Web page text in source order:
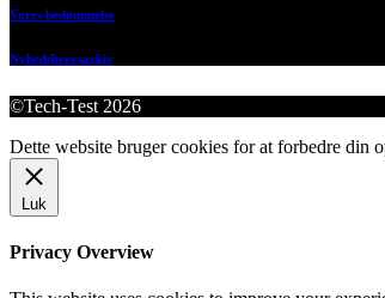
Vores bedømmelse
Nyhedsbrevsarkiv
©Tech-Test 2026
Dette website bruger cookies for at forbedre din
Luk
Privacy Overview